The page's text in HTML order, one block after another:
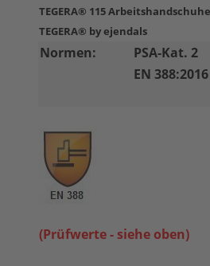
TEGERA® 115
TEGERA® by ejendals
Normen:
PSA-Kat. 2
EN
(Prüfwerte - siehe oben)